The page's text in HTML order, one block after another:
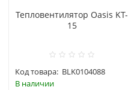
Тепловентилятор Oasis KT-
15
Код товара: BLK0104088
В наличии